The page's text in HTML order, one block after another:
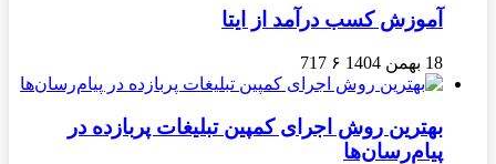
آموزش کسب درآمد از ایتا
18 بهمن 1404 ۶ 717
بهترین روش اجرای کمپین تبلیغات پربازده در
پیام‌رسان‌ها